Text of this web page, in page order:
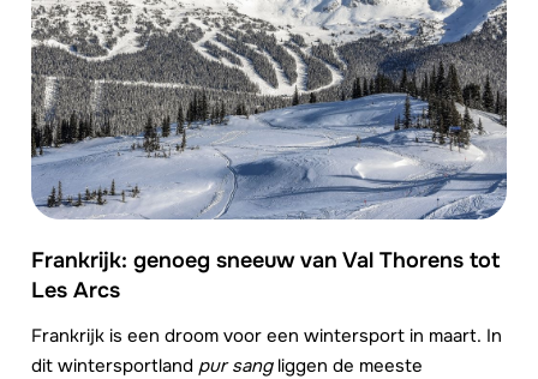
Frankrijk: genoeg sneeuw van Val Thorens tot
Les Arcs
Frankrijk is een droom voor een wintersport in maart. In
dit wintersportland pur sangliggen de meeste